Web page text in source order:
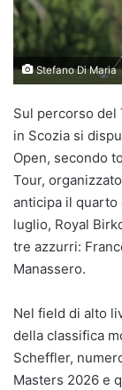
Stefano Di Maria
Sul percorso del
in Scozia si
Open, secondo
Tour,
anticipa il quarto
luglio, Royal
tre azzurri:
Manassero.
Nel field di alto
della classifica
Scheffler,
Masters 2026 e